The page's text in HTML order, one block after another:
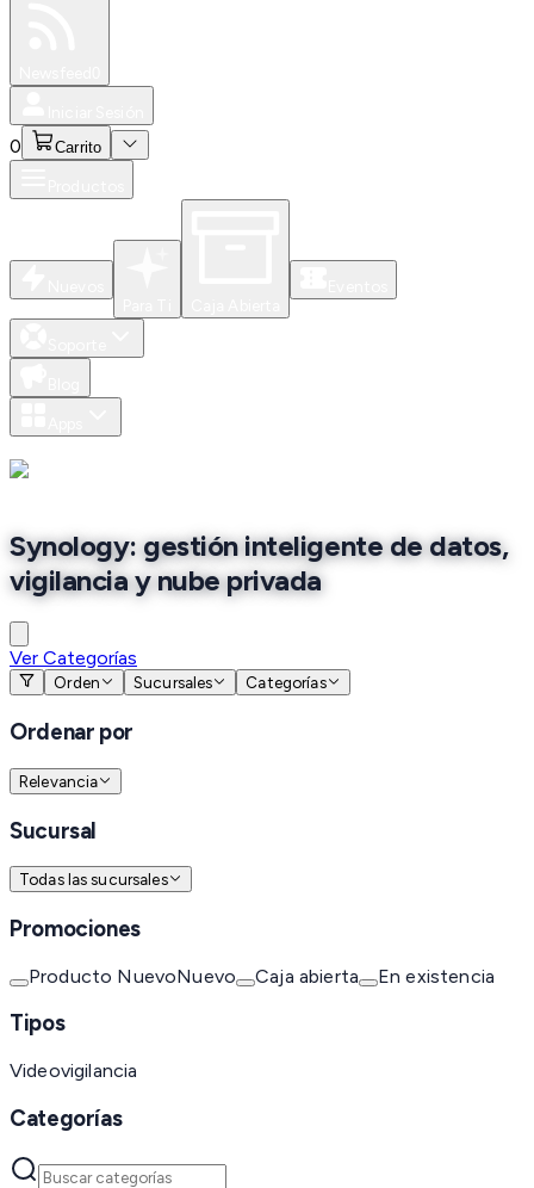
0 Carrito
Synology: gestión inteligente de datos,
vigilancia y nube privada
Ver Categorías
Orden Sucursales Categorías
Ordenar por
Relevancia
Sucursal
Todas las sucursales
Promociones
Producto NuevoNuevo Caja abierta En existencia
Tipos
Videovigilancia
Categorías